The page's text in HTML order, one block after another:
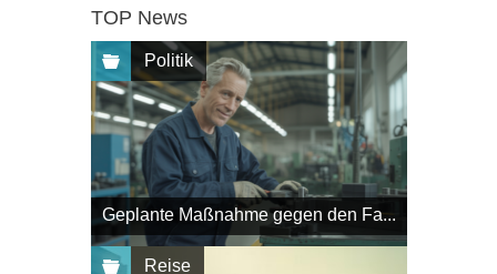
TOP News
Politik
Geplante Maßnahme gegen den Fa...
Reise